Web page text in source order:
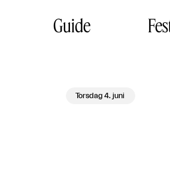
Guide
Torsdag 4. juni